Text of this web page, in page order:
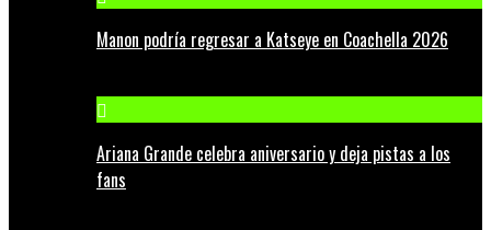
Manon podría regresar a Katseye en Coachella 2026
Ariana Grande celebra aniversario y deja pistas a los
fans